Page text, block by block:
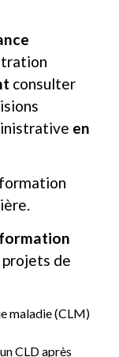
consulter
en
formation
de
maladie (CLM)
CLD après